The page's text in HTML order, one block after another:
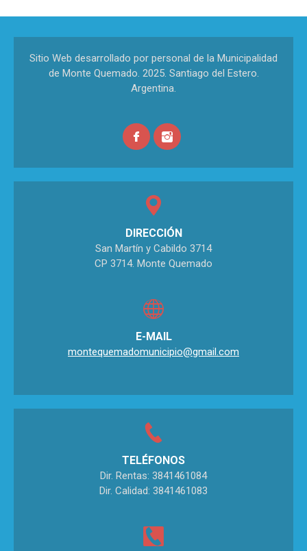
Sitio Web desarrollado por personal de la Municipalidad
de Monte Quemado. 2025. Santiago del Estero.
Argentina.
DIRECCIÓN
San Martín y Cabildo 3714
CP 3714. Monte Quemado
E-MAIL
montequemadomunicipio@gmail.com
TELÉFONOS
Dir. Rentas: 3841461084
Dir. Calidad: 3841461083